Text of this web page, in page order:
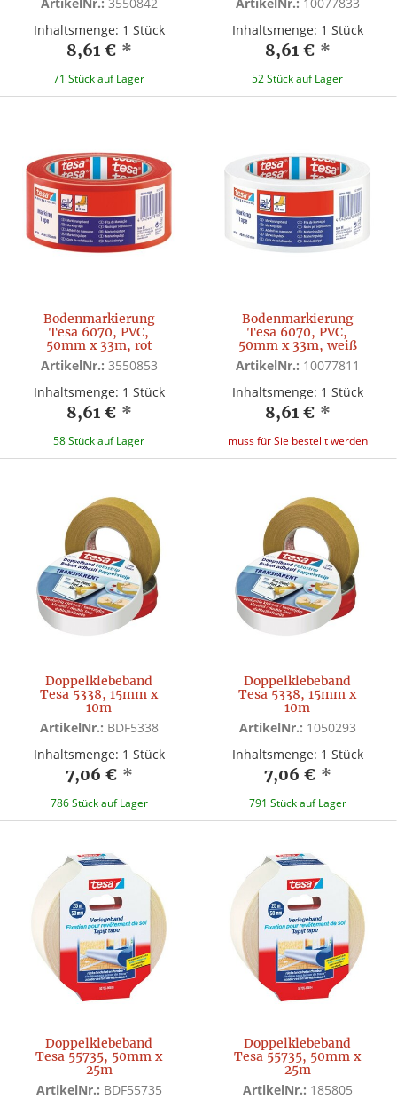
ArtikelNr.: 3550842
Inhaltsmenge: 1 Stück
8,61 € *
71 Stück auf Lager
ArtikelNr.: 10077833
Inhaltsmenge: 1 Stück
8,61 € *
52 Stück auf Lager
Bodenmarkierung
Tesa 6070, PVC,
50mm x 33m, rot
ArtikelNr.: 3550853
Inhaltsmenge: 1 Stück
8,61 € *
58 Stück auf Lager
Bodenmarkierung
Tesa 6070, PVC,
50mm x 33m, weiß
ArtikelNr.: 10077811
Inhaltsmenge: 1 Stück
8,61 € *
muss für Sie bestellt werden
Doppelklebeband
Tesa 5338, 15mm x
10m
ArtikelNr.: BDF5338
Inhaltsmenge: 1 Stück
7,06 € *
786 Stück auf Lager
Doppelklebeband
Tesa 5338, 15mm x
10m
ArtikelNr.: 1050293
Inhaltsmenge: 1 Stück
7,06 € *
791 Stück auf Lager
Doppelklebeband
Tesa 55735, 50mm x
25m
ArtikelNr.: BDF55735
Doppelklebeband
Tesa 55735, 50mm x
25m
ArtikelNr.: 185805